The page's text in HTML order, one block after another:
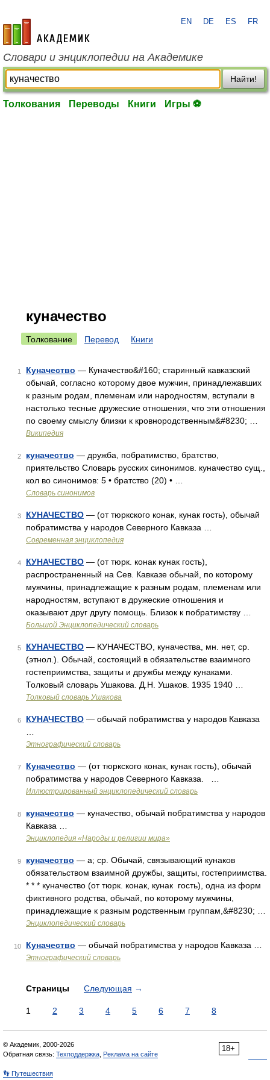
academic.ru
EN DE ES FR
Словари и энциклопедии на Академике
Найти!
Толкования Переводы Книги Игры ⚽
куначество
Толкование Перевод Книги
1 Куначество — Куначество&#160; старинный кавказский
обычай, согласно которому двое мужчин, принадлежавших
к разным родам, племенам или народностям, вступали в
настолько тесные дружеские отношения, что эти отношения
по своему смыслу близки к кровнородственным&#8230; …
Википедия
2 куначество — дружба, побратимство, братство,
приятельство Словарь русских синонимов. куначество сущ.,
кол во синонимов: 5 • братство (20) • …
Словарь синонимов
3 КУНАЧЕСТВО — (от тюркского конак, кунак гость), обычай
побратимства у народов Северного Кавказа …
Современная энциклопедия
4 КУНАЧЕСТВО — (от тюрк. конак кунак гость),
распространенный на Сев. Кавказе обычай, по которому
мужчины, принадлежащие к разным родам, племенам или
народностям, вступают в дружеские отношения и
оказывают друг другу помощь. Близок к побратимству …
Большой Энциклопедический словарь
5 КУНАЧЕСТВО — КУНАЧЕСТВО, куначества, мн. нет, ср.
(этнол.). Обычай, состоящий в обязательстве взаимного
гостеприимства, защиты и дружбы между кунаками.
Толковый словарь Ушакова. Д.Н. Ушаков. 1935 1940 …
Толковый словарь Ушакова
6 КУНАЧЕСТВО — обычай побратимства у народов Кавказа
Этнографический словарь
7 Куначество — (от тюркского конак, кунак гость), обычай
побратимства у народов Северного Кавказа. …
Иллюстрированный энциклопедический словарь
8 куначество — куначество, обычай побратимства у народов
Кавказа …
Энциклопедия «Народы и религии мира»
9 куначество — а; ср. Обычай, связывающий кунаков
обязательством взаимной дружбы, защиты, гостеприимства.
* * * куначество (от тюрк. конак, кунак гость), одна из форм
фиктивного родства, обычай, по которому мужчины,
принадлежащие к разным родственным группам,&#8230; …
Энциклопедический словарь
10 Куначество — обычай побратимства у народов Кавказа …
Этнографический словарь
Страницы Следующая →
1 2 3 4 5 6 7 8
18+
© Академик, 2000-2026
Обратная связь: Техподдержка Реклама на сайте
👣 Путешествия